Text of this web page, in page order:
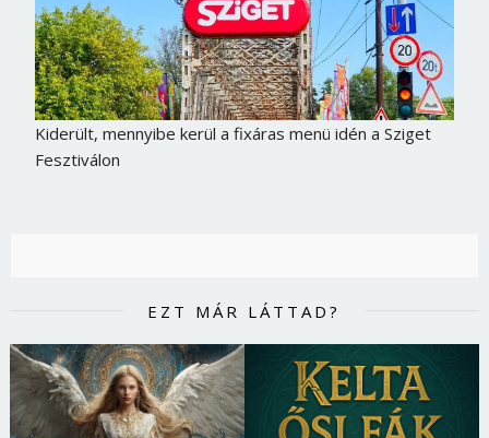
Kiderült, mennyibe kerül a fixáras menü idén a Sziget
Fesztiválon
EZT MÁR LÁTTAD?